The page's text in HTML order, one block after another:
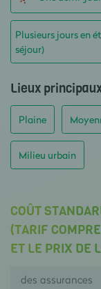
Plusieurs jours en
séjour)
Lieux
Plaine
Milieu urbain
COÛT
(TARIF
ET LE PRIX DE
des assurances